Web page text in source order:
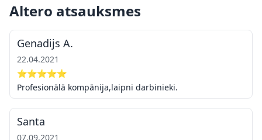
Altero atsauksmes
Genadijs A.
22.04.2021
⭐⭐⭐⭐⭐
Profesionālā kompānija,laipni darbinieki.
Santa
07.09.2021